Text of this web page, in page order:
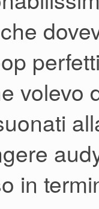
in
in
un paio
questi
tra
volevo
in